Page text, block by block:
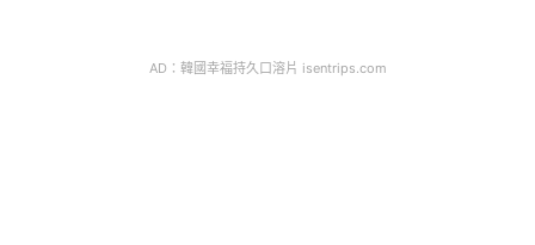
AD：韓國幸福持久口溶片 isentrips.com